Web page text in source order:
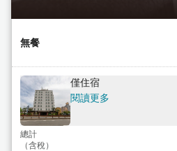
無餐
僅住宿
閱讀更多
總計
（含稅）